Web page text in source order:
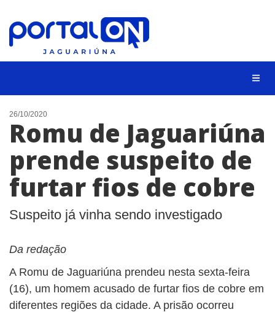
NOTÍCIAS
LISTA DIGITAL
CONTATO
ANUNCIE
26/10/2020
Romu de Jaguariúna
prende suspeito de
furtar fios de cobre
Suspeito já vinha sendo investigado
Da redação
A Romu de Jaguariúna prendeu nesta sexta-feira
(16), um homem acusado de furtar fios de cobre em
diferentes regiões da cidade. A prisão ocorreu